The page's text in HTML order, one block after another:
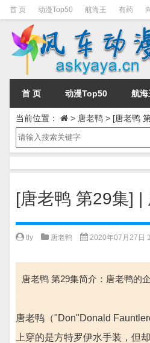
首 页 动漫Top50 航海王 有药
首 页 动漫Top50 航海
当前位置： > 唐老鸭 > [唐老鸭
[唐老鸭 第29集] |
tly 唐老鸭 2020年07月27日
唐老鸭 第29集简介：唐老鸭的
唐老鸭（"Don"Donald
上穿的是方特罗伊水手装，但